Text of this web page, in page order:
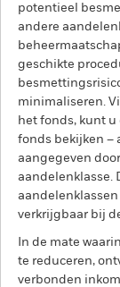
potentieel
andere
geschikte
minimaliseren.
het fonds, kunt
fonds bekijken –
aangegeven
aandelenklasse.
verkrijgbaar bij
In de mate
te reduceren,
verbonden